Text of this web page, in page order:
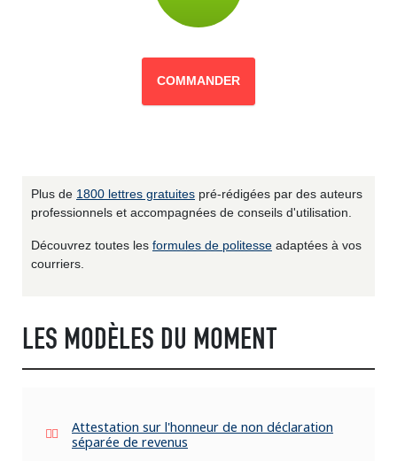
COMMANDER
Plus de 1800 lettres gratuites pré-rédigées par des auteurs
professionnels et accompagnées de conseils d'utilisation.
Découvrez toutes les formules de politesse adaptées à vos
courriers.
LES MODÈLES DU MOMENT
Attestation sur l'honneur de non déclaration
séparée de revenus